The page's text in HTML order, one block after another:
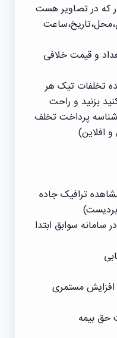
که در تصاویر هست
و قیمت خلافی
تخلفات تیک هر
بزنید و راحت
پرداخت تخلف
و افلاین)
ترافیک جاده
سامانه سوابق ابتدا
مستمری
حق بیمه